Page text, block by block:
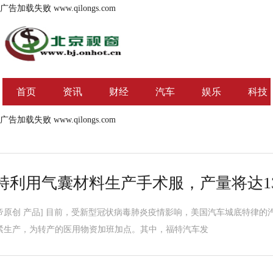
广告加载失败 www.qilongs.com
首页 资讯 财经 汽车 娱乐 科技
广告加载失败 www.qilongs.com
利用气囊材料生产手术服，产量将达
原创 产品] 目前，受新型冠状病毒肺炎疫情影响，美国汽车城底特律
生产，为转产的医用物资加班加点。其中，福特汽车发